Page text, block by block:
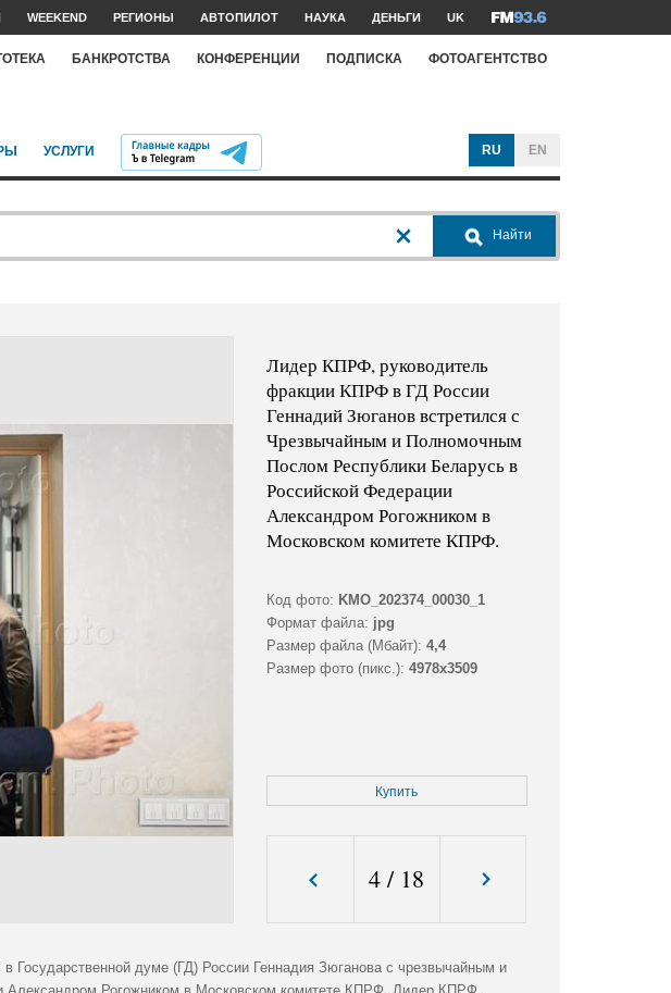
WEEKEND РЕГИОНЫ АВТОПИЛОТ НАУКА ДЕНЬГИ UK
БАНКРОТСТВА КОНФЕРЕНЦИИ ПОДПИСКА ФОТОАГЕНТСТВО
УСЛУГИ RU EN
Найти
Лидер КПРФ, руководитель
фракции КПРФ в ГД России
Геннадий Зюганов встретился с
Чрезвычайным и Полномочным
Послом Республики Беларусь в
Российской Федерации
Александром Рогожником в
Московском комитете КПРФ.
Код фото: KMO_202374_00030_1
Формат файла: jpg
Размер файла (Мбайт): 4,4
Размер фото (пикс.): 4978x3509
Купить
4 / 18
думе (ГД) России Геннадия Зюганова с чрезвычайным и